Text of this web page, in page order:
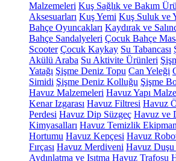
Malzemeleri Kuş Sağlık ve Bakım
Aksesuarları Kuş Yemi Kuş Suluk ve
Bahçe Oyuncakları Kaydırak ve
Bahçe Sandalyeleri Çocuk Bahçe
Scooter Çocuk Kaykay Su Tabancası
Akülü Araba Su Aktivite Ürünleri
Yatağı Şişme Deniz Topu Can Yeleği
Simidi Şişme Deniz Kolluğu Şişme
Havuz Malzemeleri Havuz Yapı
Kenar Izgarası Havuz Filtresi Havuz
Perdesi Havuz Dip Süzgeç Havuz ve
Kimyasalları Havuz Temizlik
Hortumu Havuz Kepçesi Havuz
Fırçası Havuz Merdiveni Havuz Duşu
Aydınlatma ve Isıtma Havuz Trafosu